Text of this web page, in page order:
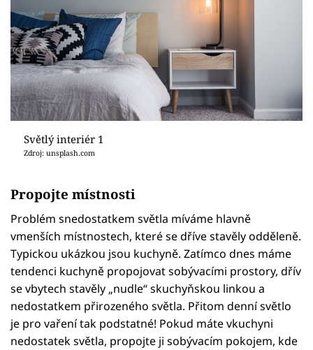
Světlý interiér 1
Zdroj: unsplash.com
Propojte místnosti
Problém snedostatkem světla míváme hlavně
vmenších místnostech, které se dříve stavěly odděleně.
Typickou ukázkou jsou kuchyně. Zatímco dnes máme
tendenci kuchyně propojovat sobývacími prostory, dřív
se vbytech stavěly „nudle“ skuchyňskou linkou a
nedostatkem přirozeného světla. Přitom denní světlo
je pro vaření tak podstatné! Pokud máte vkuchyni
nedostatek světla, propojte ji sobývacím pokojem, kde